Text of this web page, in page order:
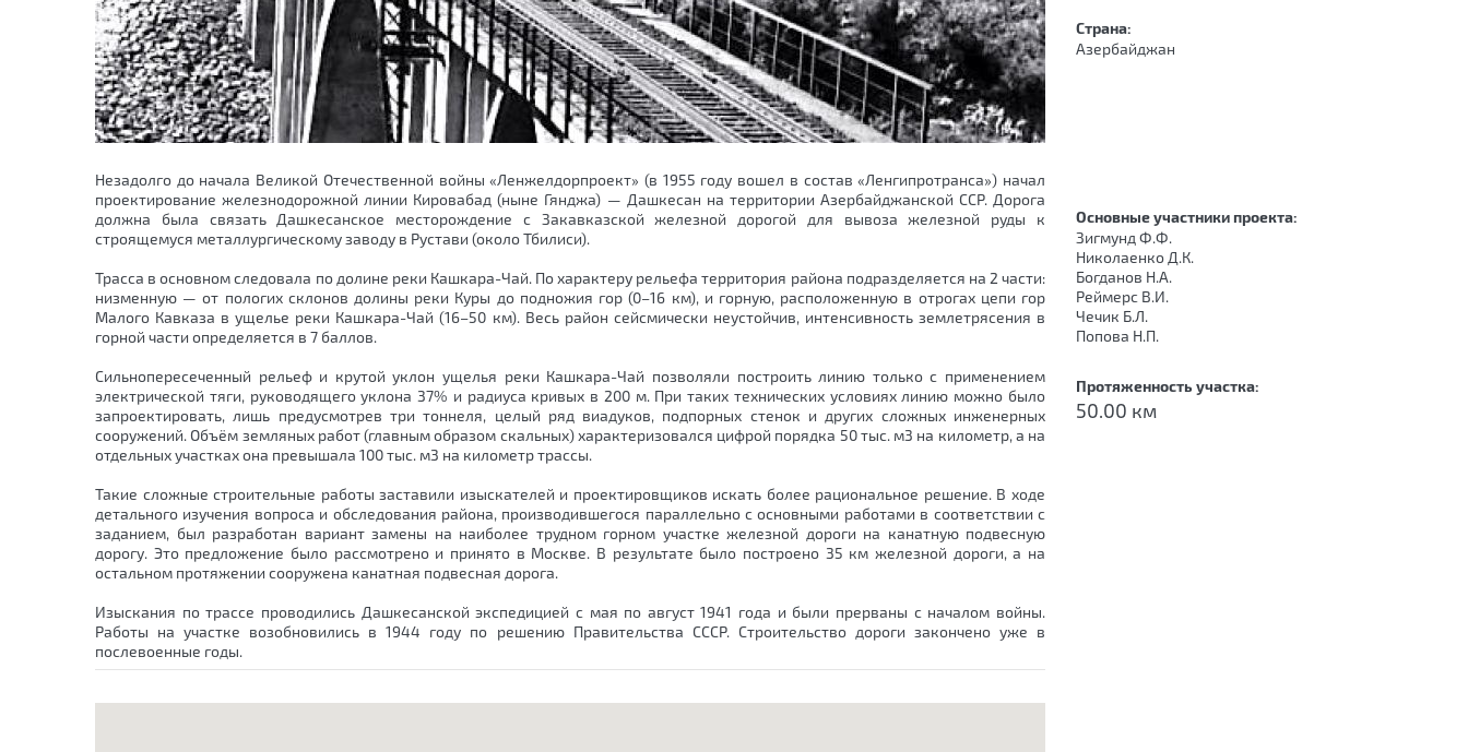
Незадолго до начала Великой Отечественной войны «Ленжелдорпроект» (в 1955 году вошел в состав «Ленгипротранса») начал
проектирование железнодорожной линии Кировабад (ныне Гянджа) — Дашкесан на территории Азербайджанской ССР. Дорога
должна была связать Дашкесанское месторождение с Закавказской железной дорогой для вывоза железной руды к
строящемуся металлургическому заводу в Рустави (около Тбилиси).
Трасса в основном следовала по долине реки Кашкара-Чай. По характеру рельефа территория района подразделяется на 2 части:
низменную — от пологих склонов долины реки Куры до подножия гор (0–16 км), и горную, расположенную в отрогах цепи гор
Малого Кавказа в ущелье реки Кашкара-Чай (16–50 км). Весь район сейсмически неустойчив, интенсивность землетрясения в
горной части определяется в 7 баллов.
Сильнопересеченный рельеф и крутой уклон ущелья реки Кашкара-Чай позволяли построить линию только с применением
электрической тяги, руководящего уклона 37% и радиуса кривых в 200 м. При таких технических условиях линию можно было
запроектировать, лишь предусмотрев три тоннеля, целый ряд виадуков, подпорных стенок и других сложных инженерных
сооружений. Объём земляных работ (главным образом скальных) характеризовался цифрой порядка 50 тыс. м3 на километр, а на
отдельных участках она превышала 100 тыс. м3 на километр трассы.
Такие сложные строительные работы заставили изыскателей и проектировщиков искать более рациональное решение. В ходе
детального изучения вопроса и обследования района, производившегося параллельно с основными работами в соответствии с
заданием, был разработан вариант замены на наиболее трудном горном участке железной дороги на канатную подвесную
дорогу. Это предложение было рассмотрено и принято в Москве. В результате было построено 35 км железной дороги, а на
остальном протяжении сооружена канатная подвесная дорога.
Изыскания по трассе проводились Дашкесанской экспедицией с мая по август 1941 года и были прерваны с началом войны.
Работы на участке возобновились в 1944 году по решению Правительства СССР. Строительство дороги закончено уже в
послевоенные годы.
Страна:
Азербайджан
Основные участники проекта:
Зигмунд Ф.Ф.
Николаенко Д.К.
Богданов Н.А.
Реймерс В.И.
Чечик Б.Л.
Попова Н.П.
Протяженность участка:
50.00 км